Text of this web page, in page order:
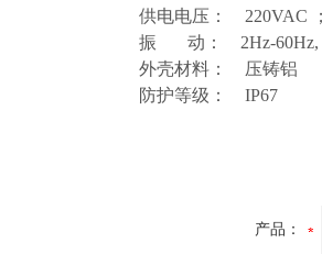
供电电压： 220VAC
振 动： 2Hz-60Hz,
外壳材料： 压铸铝
防护等级： IP67
产品：